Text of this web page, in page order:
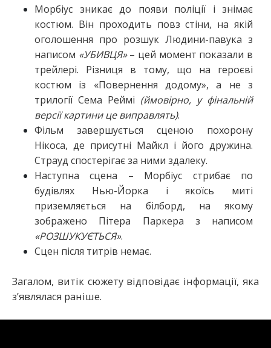
Морбіус зникає до появи поліції і знімає
костюм. Він проходить повз стіни, на якій
оголошення про розшук Людини-павука з
написом «УБИВЦЯ»– цей момент показали в
трейлері. Різниця в тому, що на героєві
костюм із «Повернення додому», а не з
трилогії Сема Реймі (ймовірно, у фінальній
версії картини це виправлять).
Фільм завершується сценою похорону
Нікоса, де присутні Майкл і його дружина.
Страуд спостерігає за ними здалеку.
Наступна сцена – Морбіус стрибає по
будівлях Нью-Йорка і якоїсь миті
приземляється на білборд, на якому
зображено Пітера Паркера з написом
«РОЗШУКУЄТЬСЯ».
Сцен після титрів немає.
Загалом, витік сюжету відповідає інформації, яка
з’являлася раніше.